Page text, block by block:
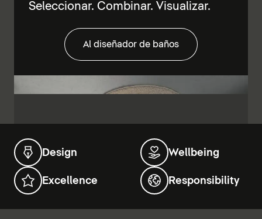
Seleccionar. Combinar. Visualizar.
Al diseñador de baños
Design Wellbeing
Excellence Responsibility